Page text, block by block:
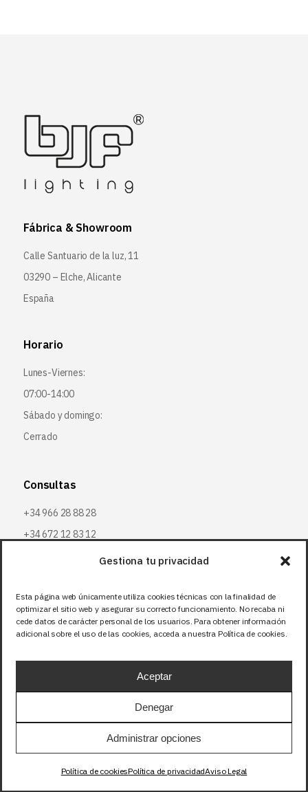
Gestiona tu privacidad
Esta página web únicamente utiliza cookies técnicas con la finalidad de
optimizar el sitio web y asegurar su correcto funcionamiento. No recaba ni
cede datos de carácter personal de los usuarios. Para obtener información
adicional sobre el uso de las cookies, acceda a nuestra Política de cookies.
Aceptar
Denegar
Administrar opciones
Política de cookiesPolítica de privacidadAviso Legal
Fábrica & Showroom
Calle Santuario de la luz, 11
03290 – Elche, Alicante
España
Horario
Lunes-Viernes:
07:00-14:00
Sábado y domingo:
Cerrado
Consultas
+34 966 28 88 28
+34 672 12 83 12
info@bjflighting.com
Links
Mapa del Sitio
Política de cookies
Facebook
X (Twitter)